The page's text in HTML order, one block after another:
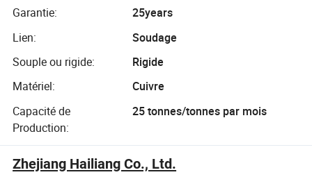
cuivre, raccord de
coudé
Garantie:
25years
Lien:
Soudage
Souple ou rigide:
Rigide
Matériel:
Cuivre
Capacité de
Production:
25 tonnes/tonnes par mois
Zhejiang Hailiang Co., Ltd.